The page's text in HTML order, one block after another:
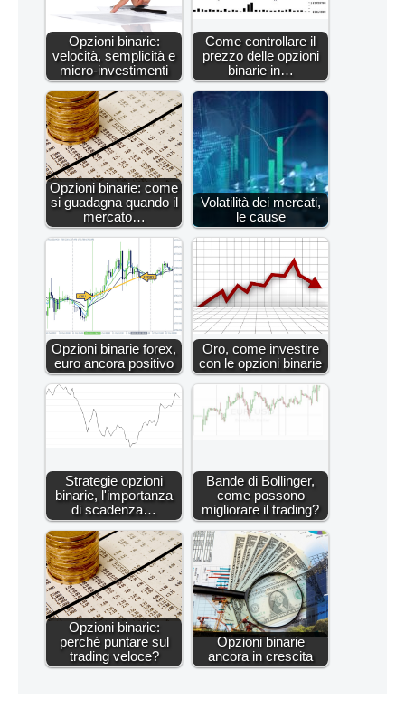
Opzioni binarie:
velocità, semplicità e
micro-investimenti
Come controllare il
prezzo delle opzioni
binarie in…
Opzioni binarie: come
si guadagna quando il
mercato…
Volatilità dei mercati,
le cause
Opzioni binarie forex,
euro ancora positivo
Oro, come investire
con le opzioni binarie
Strategie opzioni
binarie, l'importanza
di scadenza…
Bande di Bollinger,
come possono
migliorare il trading?
Opzioni binarie:
perché puntare sul
trading veloce?
Opzioni binarie
ancora in crescita